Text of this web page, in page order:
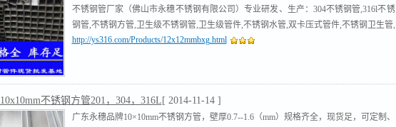
不锈钢管厂家（佛山市永穗不锈钢有限公司）专业研发、生产：304不锈钢管,316l不锈
钢管,不锈钢方管,卫生级不锈钢管,卫生级管件,不锈钢水管,双卡压式管件,不锈钢卫生管,
不锈钢圆管,沟槽式管件,不锈钢工业流体管 [查看]
http://ys316.com/Products/12x12mmbxg.html
10x10mm不锈钢方管201，304，316L [ 2014-11-14 ]
广东永穗品牌10×10mm不锈钢方管，壁厚0.7--1.6（mm）规格齐全，现货足，可定制、